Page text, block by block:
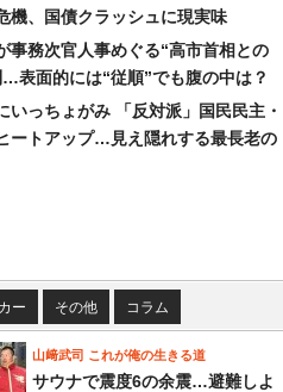
機、国債クラッシュに現実味
事務次官人事めぐる“高市首相との
表面的には“従順”でも腹の中は？
いっちょがみ 「反対派」国民民主・
ートアップ…見え隠れする最長老の
ー その他 コラム
山﨑武司 これが俺の生きる道
サウナで震度6の余震…避難しよ